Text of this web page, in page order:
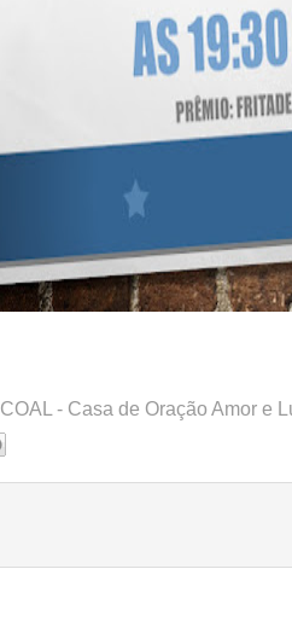
COAL - Casa de Oração Amor e